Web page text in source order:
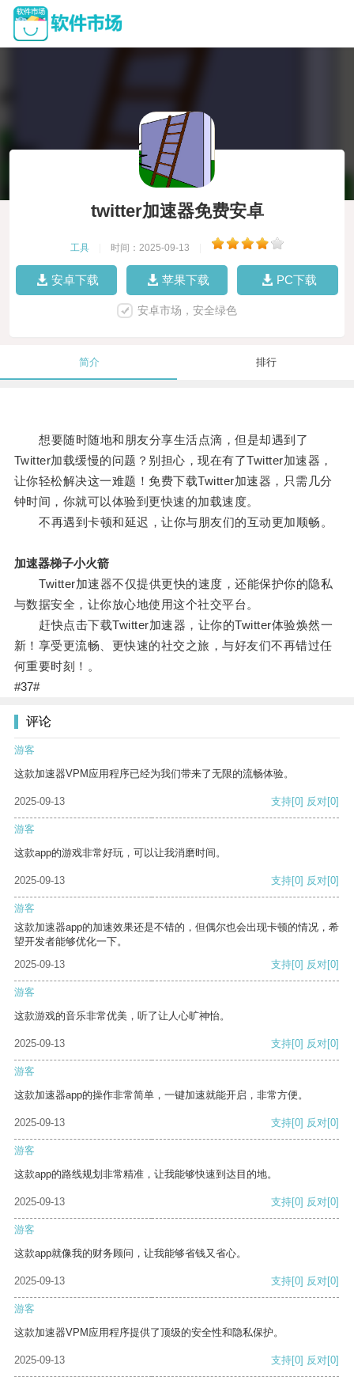
twitter加速器免费安卓
工具 时间：2025-09-13
安卓下载 苹果下载 PC下载
安卓市场，安全绿色
简介 排行
想要随时随地和朋友分享生活点滴，但是却遇到了
Twitter加载缓慢的问题？别担心，现在有了Twitter加速器，
让你轻松解决这一难题！免费下载Twitter加速器，只需几分
钟时间，你就可以体验到更快速的加载速度。
不再遇到卡顿和延迟，让你与朋友们的互动更加顺畅。
加速器梯子小火箭
Twitter加速器不仅提供更快的速度，还能保护你的隐私
与数据安全，让你放心地使用这个社交平台。
赶快点击下载Twitter加速器，让你的Twitter体验焕然一
新！享受更流畅、更快速的社交之旅，与好友们不再错过任
何重要时刻！。
#37#
评论
游客
这款加速器VPM应用程序已经为我们带来了无限的流畅体验。
2025-09-13 支持[0] 反对[0]
游客
这款app的游戏非常好玩，可以让我消磨时间。
2025-09-13 支持[0] 反对[0]
游客
这款加速器app的加速效果还是不错的，但偶尔也会出现卡顿的情况，希
望开发者能够优化一下。
2025-09-13
支持[0] 反对[0]
游客
这款游戏的音乐非常优美，听了让人心旷神怡。
2025-09-13 支持[0] 反对[0]
游客
这款加速器app的操作非常简单，一键加速就能开启，非常方便。
2025-09-13 支持[0] 反对[0]
游客
这款app的路线规划非常精准，让我能够快速到达目的地。
2025-09-13 支持[0] 反对[0]
游客
这款app就像我的财务顾问，让我能够省钱又省心。
2025-09-13 支持[0] 反对[0]
游客
这款加速器VPM应用程序提供了顶级的安全性和隐私保护。
2025-09-13 支持[0] 反对[0]